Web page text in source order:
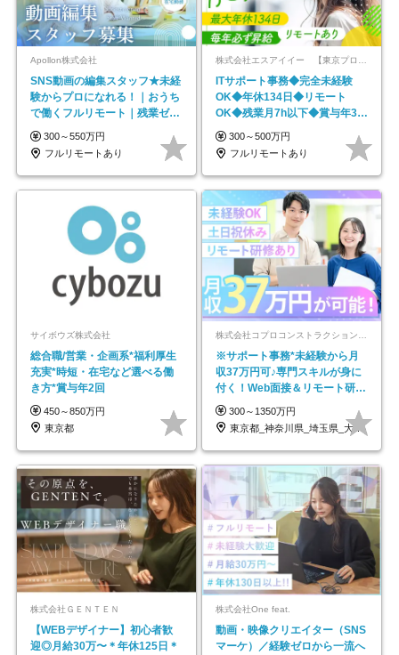
Apollon株式会社
SNS動画の編集スタッフ★未経
験からプロになれる！｜おうち
で働くフルリモート｜残業ゼロ
で18時退勤◎
300～550万円
フルリモートあり
株式会社エスアイイー 【東京プロマーケット上場】
ITサポート事務◆完全未経験
OK◆年休134日◆リモート
OK◆残業月7h以下◆賞与年3回
◆5年目まで必ず昇給
300～500万円
フルリモートあり
サイボウズ株式会社
総合職/営業・企画系*福利厚生
充実*時短・在宅など選べる働
き方*賞与年2回
450～850万円
東京都
※サポート事務*未経験から月
収37万円可♪専門スキルが身に
付く！Web面接＆リモート研修
も充実♪/a
300～1350万円
東京都_神奈川県_埼玉県_大阪府_愛知県…
株式会社ＧＥＮＴＥＮ
【WEBデザイナー】初⼼者歓
迎◎⽉給30万〜＊年休125⽇＊
株式会社One feat.
動画・映像クリエイター（SNS
マーケ）／経験ゼロから一流へ